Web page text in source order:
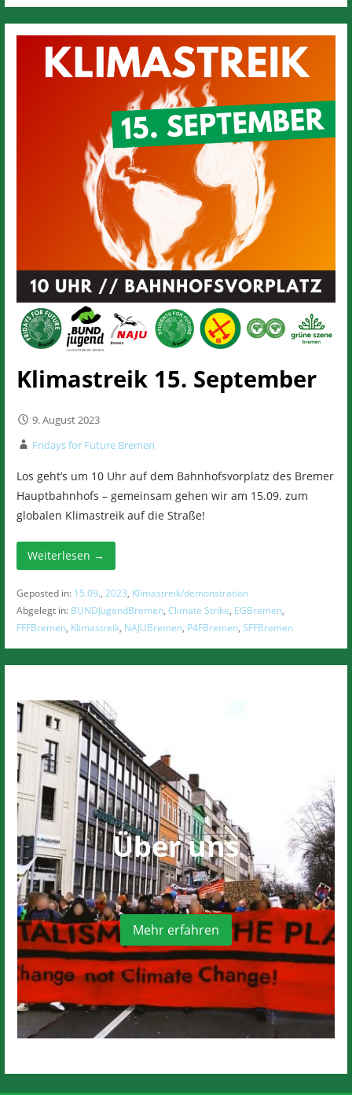
Klimastreik 15. September
9. August 2023
Fridays for Future Bremen
Los geht’s um 10 Uhr auf dem Bahnhofsvorplatz des Bremer
Hauptbahnhofs – gemeinsam gehen wir am 15.09. zum
globalen Klimastreik auf die Straße!
Weiterlesen →
Geposted in: 15.09., 2023, Klimastreik/demonstration
Abgelegt in: BUNDJugendBremen, Climate Strike, EGBremen,
FFFBremen, Klimastreik, NAJUBremen, P4FBremen, SFFBremen
Über uns
Mehr erfahren